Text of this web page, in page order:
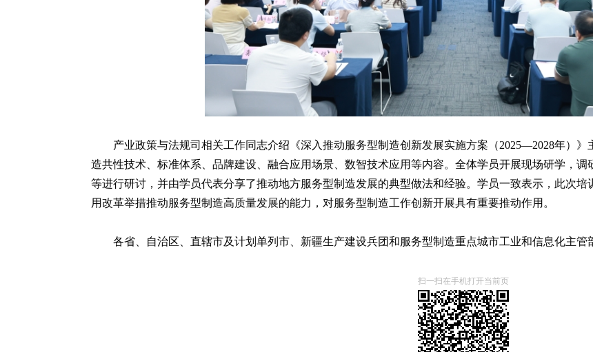
产业政策与法规司相关工作同志介绍《深入推动服务型制造创新发展实施方案（2025—2028年）
造共性技术、标准体系、品牌建设、融合应用场景、数智技术应用等内容。全体学员开展现场研学，
等进行研讨，并由学员代表分享了推动地方服务型制造发展的典型做法和经验。学员一致表示，此次
用改革举措推动服务型制造高质量发展的能力，对服务型制造工作创新开展具有重要推动作用。
各省、自治区、直辖市及计划单列市、新疆生产建设兵团和服务型制造重点城市工业和信息化主管
扫一扫在手机打开当前页